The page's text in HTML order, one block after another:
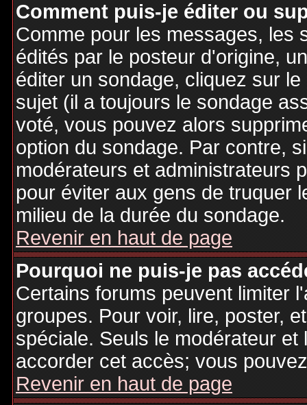
Comment puis-je éditer ou
Comme pour les messages, les
édités par le posteur d'origine,
éditer un sondage, cliquez sur
sujet (il a toujours le sondage
voté, vous pouvez alors
option du sondage. Par contre,
modérateurs et administrateurs
pour éviter aux gens de truquer
milieu de la durée du sondage.
Revenir en haut de page
Pourquoi ne puis-je pas
Certains forums peuvent limiter
groupes. Pour voir, lire, poster,
spéciale. Seuls le modérateur
accorder cet accès; vous
Revenir en haut de page